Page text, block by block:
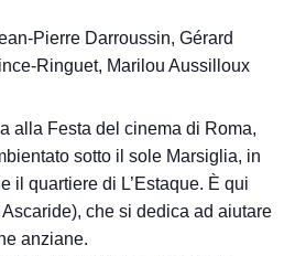
Pierre Darroussin, Gérard
Ringuet, Marilou Aussilloux
alla Festa del cinema di Roma,
sotto il sole Marsiglia, in
il quartiere di L’Estaque. È qui
che si dedica ad aiutare
anziane.